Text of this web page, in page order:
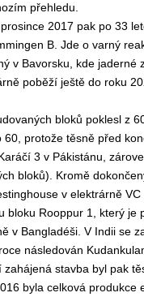
přehledu.
2017 pak po 33
B. Jde o varný
v Bavorsku, kde jaderné
poběží ještě do roku
bloků poklesl z
60, protože těsně před
3 v Pákistánu,
bloků). Kromě
v elektrárně
bloku Rooppur 1, který je
v Bangladéši. V Indii se
následován
zahájená stavba byl pak
byla celková produkce